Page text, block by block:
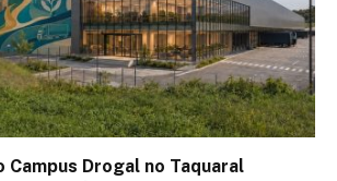
Campus Drogal no Taquaral